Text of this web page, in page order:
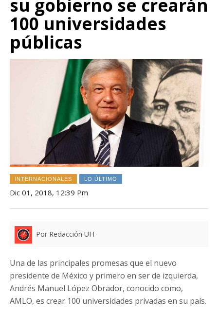
su gobierno se crearán
100 universidades
públicas
INTERNACIONALES LO ÚLTIMO
Dic 01, 2018, 12:39 Pm
Por Redacción UH
Una de las principales promesas que el nuevo
presidente de México y primero en ser de izquierda,
Andrés Manuel López Obrador, conocido como,
AMLO, es crear 100 universidades privadas en su país.